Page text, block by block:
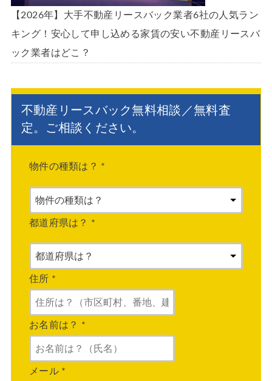
【2026年】大手不動産リースバック業者6社の人気ラン
キング！安心して申し込める家賃の安い不動産リースバ
ック業者はどこ？
不動産リースバック無料相談／無料査
定。ご相談ください。
物件の種類は？ *
都道府県は？ *
住所 *
お名前は？ *
メール *